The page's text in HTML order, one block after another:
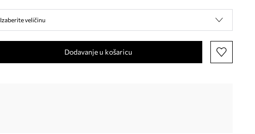
Izaberite veličinu
Dodavanje u košaricu